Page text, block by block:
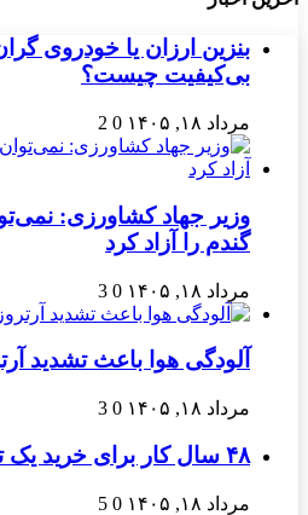
بنزین ارزان یا خودروی
بی‌کیفیت چیست؟
مرداد ۱۸, ۱۴۰۵ 0
2
وزیر جهاد کشاورزی:
گندم را آزاد کرد
مرداد ۱۸, ۱۴۰۵ 0
3
آلودگی هوا باعث تشدید
مرداد ۱۸, ۱۴۰۵ 0
3
۴۸ سال کار برای خرید یک تویوتا کمری
مرداد ۱۸, ۱۴۰۵ 0
5